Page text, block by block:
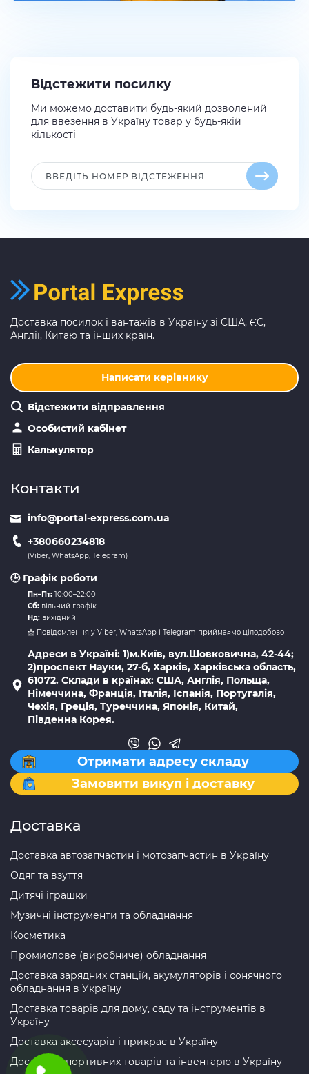
Відстежити посилку
Ми можемо доставити будь-який дозволений
для ввезення в Україну товар у будь-якій
кількості
Доставка посилок і вантажів в Україну зі США, ЄС,
Англії, Китаю та інших країн.
Написати керівнику
Відстежити відправлення
Особистий кабінет
Калькулятор
Контакти
info@portal-express.com.ua
+380660234818
(Viber, WhatsApp, Telegram)
🕒 Графік роботи
Пн–Пт: 10:00–22:00
Сб: вільний графік
Нд: вихідний
📩 Повідомлення у Viber, WhatsApp і Telegram приймаємо цілодобово
Адреси в Україні: 1)м.Київ, вул.Шовковична, 42-44;
2)проспект Науки, 27-б, Харків, Харківська область,
61072. Склади в країнах: США, Англія, Польща,
Німеччина, Франція, Італія, Іспанія, Португалія,
Чехія, Греція, Туреччина, Японія, Китай,
Південна Корея.
Отримати адресу складу
Замовити викуп і доставку
Доставка
Доставка автозапчастин і мотозапчастин в Україну
Одяг та взуття
Дитячі іграшки
Музичні інструменти та обладнання
Косметика
Промислове (виробниче) обладнання
Доставка зарядних станцій, акумуляторів і сонячного
обладнання в Україну
Доставка товарів для дому, саду та інструментів в
Україну
Доставка аксесуарів і прикрас в Україну
Доставка спортивних товарів та інвентарю в Україну